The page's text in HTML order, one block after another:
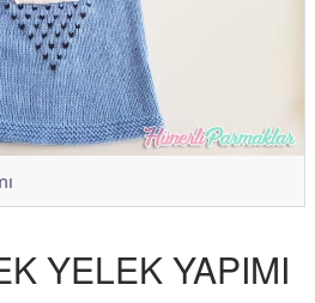
YELEK YAPIMI